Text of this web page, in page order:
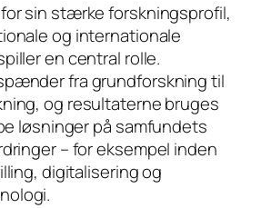
sin stærke forskningsprofil,
og internationale
en central rolle.
fra grundforskning til
og resultaterne bruges
løsninger på samfundets
– for eksempel inden
digitalisering og